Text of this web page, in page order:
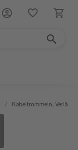
/ Kabeltrommeln,